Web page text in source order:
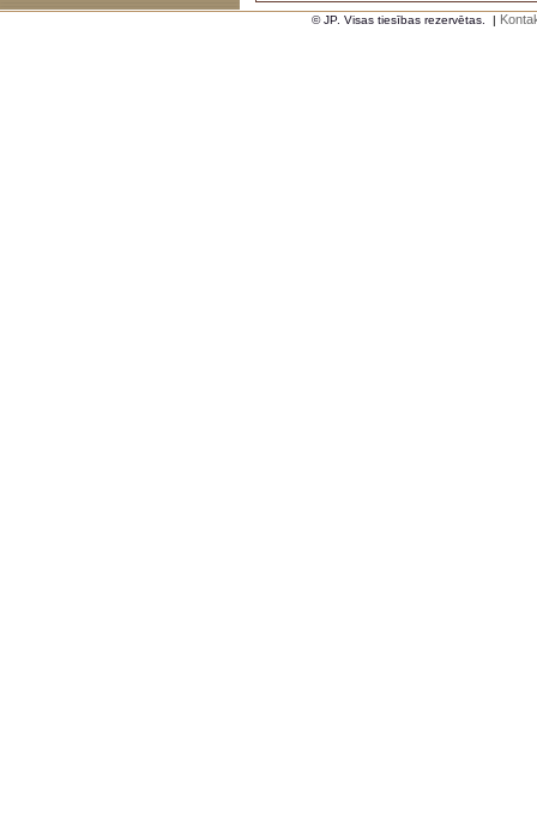
© JP. Visas tiesības rezervētas. |